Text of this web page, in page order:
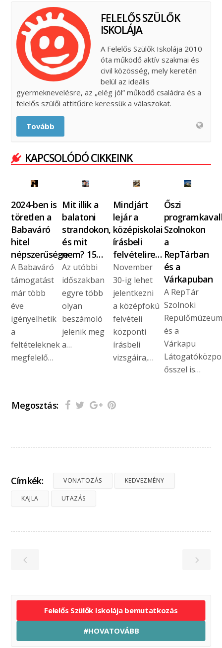
FELELŐS SZÜLŐK
ISKOLÁJA
A Felelős Szülők Iskolája 2010
óta működő aktív szakmai és
civil közösség, mely keretén
belül az ideális
gyermeknevelésre, az „elég jól” működő családra és a
felelős szülői attitűdre keressük a válaszokat.
Tovább
KAPCSOLÓDÓ CIKKEINK
2024-ben is
töretlen a
Babaváró
hitel
népszerűsége
A Babaváró
támogatást
már több
éve
igényelhetik
a
feltételeknek
megfelelő…
Mit illik a
balatoni
strandokon,
és mit
nem? 15…
Az utóbbi
időszakban
egyre több
olyan
beszámoló
jelenik meg
a…
Mindjárt
lejár a
középiskolai
írásbeli
felvételire…
November
30-ig lehet
jelentkezni
a középfokú
felvételi
központi
írásbeli
vizsgáira,…
Őszi
Szolnokon
a
RepTárban
és a
Várkapuban
A RepTár
Szolnoki
Repülőmúzeum
és a
Várkapu
ősszel is…
Megosztás:
Címkék: VONATOZÁS KEDVEZMÉNY
KAJLA UTAZÁS
Felelős Szülők Iskolája bemutatkozás
#HOVATOVÁBB